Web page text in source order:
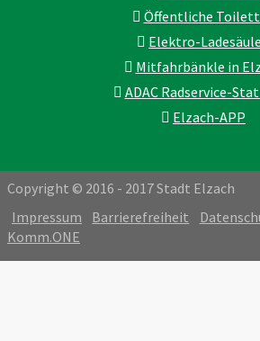
Öffentliche
Elektro-
Mitfahrbänkle in
ADAC Radservice-
Elzach-APP
Copyright © 2016 - 2017 Stadt Elzach
Impressum
Barrierefreiheit
Komm.ONE